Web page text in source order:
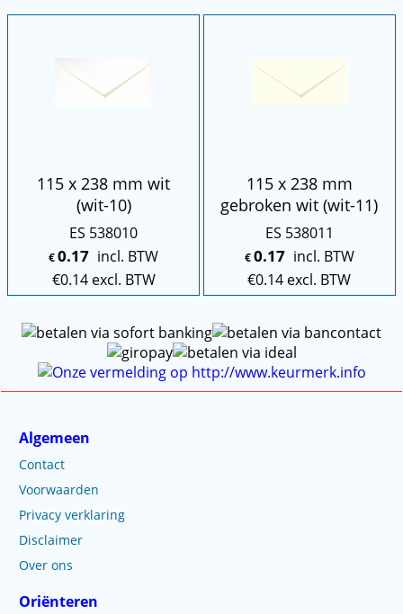
115 x 238 mm wit
(wit-10)
ES 538010
€0.17 incl. BTW
€0.14 excl. BTW
115 x 238 mm
gebroken wit (wit-11)
ES 538011
€0.17 incl. BTW
€0.14 excl. BTW
Algemeen
Contact
Voorwaarden
Privacy verklaring
Disclaimer
Over ons
Oriënteren